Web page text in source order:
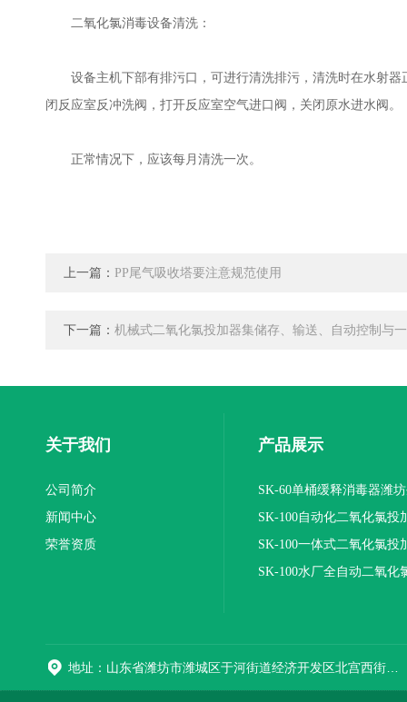
二氧化氯消毒设备清洗：
设备主机下部有排污口，可进行清洗排污，清洗时在水射器
闭反应室反冲洗阀，打开反应室空气进口阀，关闭原水进水阀。
正常情况下，应该每月清洗一次。
上一篇： PP尾气吸收塔要注意规范使用
下一篇： 机械式二氧化氯投加器集储存、输送、自动控制与
关于我们
公司简介
新闻中心
荣誉资质
产品展示
SK-60单桶缓释消毒器潍
SK-100自动化二氧化氯投
装置
SK-100一体式二氧化氯投
报价
SK-100水厂全自动二氧化